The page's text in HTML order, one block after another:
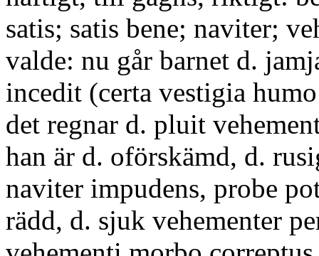
satis; satis bene; naviter;
valde: nu går barnet d.
incedit (certa vestigia
det regnar d. pluit
han är d. oförskämd, d.
naviter impudens, probe
rädd, d. sjuk vehementer